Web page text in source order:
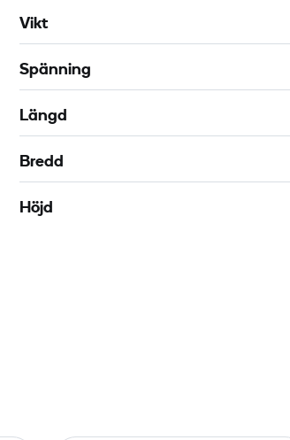
Vikt
Spänning
Längd
Bredd
Höjd